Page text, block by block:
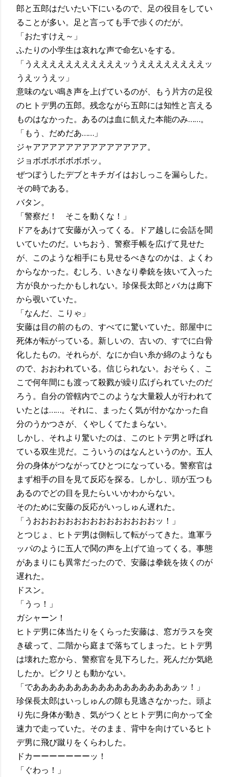
郎と五郎はだいたい下にいるので、足の役目をしてい
ることが多い。足と言っても手で歩くのだが。
「おたすけえ～」
ふたりの小学生は哀れな声で命乞いをする。
「うえええええええええええッうええええええええッ
うえッうえッ」
意味のない鳴き声を上げているのが、もう片方の足役
のヒトデ男の五郎。残念ながら五郎には知性と言える
ものはなかった。あるのは血に飢えた本能のみ……。
「もう、だめだあ……」
ジャアアアアアアアアアアアアアア。
ジョボボボボボボボッ。
ぜつぼうしたデブとキチガイはおしっこを漏らした。
その時である。
バタン。
「警察だ！ そこを動くな！」
ドアをあけて安藤が入ってくる。ドア越しに会話を聞
いていたのだ。いちおう、警察手帳を広げて見せた
が、このような相手にも見せるべきなのかは、よくわ
からなかった。むしろ、いきなり拳銃を抜いて入った
方が良かったかもしれない。珍保長太郎とバカは廊下
から覗いていた。
「なんだ、こりゃ」
安藤は目の前のもの、すべてに驚いていた。部屋中に
死体が転がっている。新しいの、古いの、すでに白骨
化したもの。それらが、なにか白い糸か綿のようなも
ので、おおわれている。信じられない。おそらく、こ
こで何年間にも渡って殺戮が繰り広げられていたのだ
ろう。自分の管轄内でこのような大量殺人が行われて
いたとは……。それに、まったく気が付かなかった自
分のうかつさが、くやしくてたまらない。
しかし、それより驚いたのは、このヒトデ男と呼ばれ
ている双生児だ。こういうのはなんというのか。五人
分の身体がつながってひとつになっている。警察官は
まず相手の目を見て反応を探る。しかし、頭が五つも
あるのでどの目を見たらいいかわからない。
そのために安藤の反応がいっしゅん遅れた。
「うおおおおおおおおおおおおおおおッ！」
とつじょ、ヒトデ男は側転して転がってきた。進軍ラ
ッパのように五人で鬨の声を上げて迫ってくる。事態
があまりにも異常だったので、安藤は拳銃を抜くのが
遅れた。
ドスン。
「うっ！」
ガシャーン！
ヒトデ男に体当たりをくらった安藤は、窓ガラスを突
き破って、二階から庭まで落ちてしまった。ヒトデ男
は壊れた窓から、警察官を見下ろした。死んだか気絶
したか。ピクリとも動かない。
「でああああああああああああああああああッ！」
珍保長太郎はいっしゅんの隙も見逃さなかった。頭よ
り先に身体が動き、気がつくとヒトデ男に向かって全
速力で走っていた。そのまま、背中を向けているヒト
デ男に飛び蹴りをくらわした。
ドカーーーーーーーッ！
「ぐわっ！」